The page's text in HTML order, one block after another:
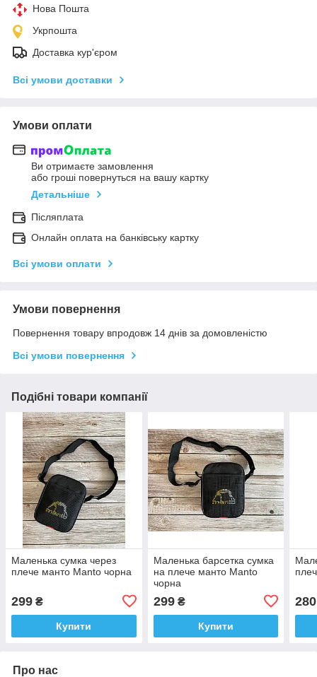
Нова Пошта
Укрпошта
Доставка кур'єром
Всі умови доставки
Умови оплати
Ви отримаєте замовлення
або гроші повернуться на вашу картку
Детальніше
Післяплата
Онлайн оплата на банківську картку
Всі умови оплати
Умови повернення
Повернення товару впродовж 14 днів за домовленістю
Всі умови повернення
Подібні товари компанії
Маленька сумка через
плече манто Manto чорна
299 ₴
Купити
Маленька барсетка сумка
на плече манто Manto
чорна
299₴
Купити
280
Про нас